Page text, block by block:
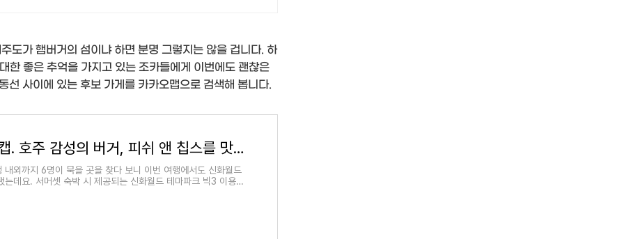
도가 햄버거의 섬이냐 하면 분명 그렇지는 않을 겁니다. 하
한 좋은 추억을 가지고 있는 조카들에게 이번에도 괜찮은
선 사이에 있는 후보 가게를 카카오맵으로 검색해 봅니다.
제주 올드캡. 호주 감성의 버거, 피쉬 앤 칩스를 맛볼 수 있다는 맛집
내외까지 6명이 묵을 곳을 찾다 보니 이번 여행에서도 신화월드
는데요. 서머셋 숙박 시 제공되는 신화월드 테마파크 빅3 이용권